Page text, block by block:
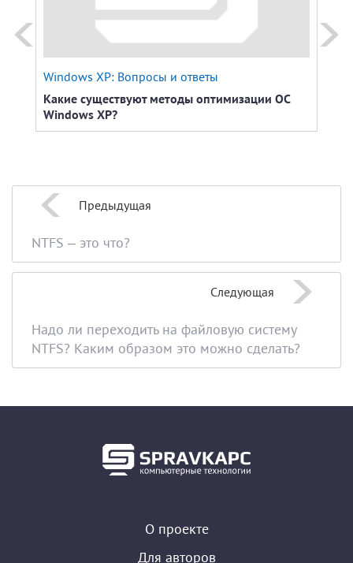
Windows XP: Вопросы и ответы
Какие существуют методы оптимизации ОС
Windows ХР?
Предыдущая
NTFS – это что?
Следующая
Надо ли переходить на файловую систему
NTFS? Каким образом это можно сделать?
О проекте
Для авторов